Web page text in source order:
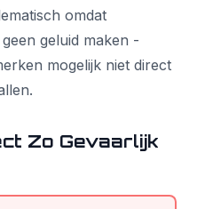
omdat
geluid maken -
mogelijk niet direct
Zo Gevaarlijk